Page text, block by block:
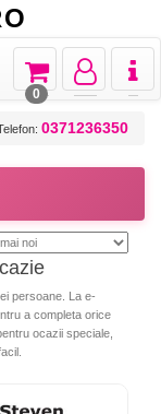
Toggle
Toggle
navigation
Toggle
navigation
0
0371236350
persoane. La e-
a completa orice
ocazii speciale,